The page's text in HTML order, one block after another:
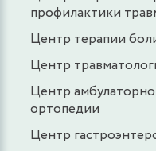
профилактики
Центр терапии
Центр
Центр
ортопедии
Центр